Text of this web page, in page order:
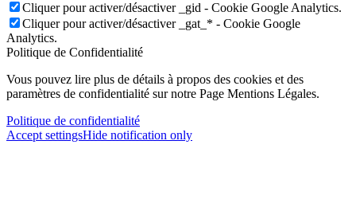
Cliquer pour activer/désactiver _gid - Cookie Google Analytics.
Cliquer pour activer/désactiver _gat_* - Cookie Google
Analytics.
Politique de Confidentialité
Vous pouvez lire plus de détails à propos des cookies et des
paramètres de confidentialité sur notre Page Mentions Légales.
Politique de confidentialité
Accept settingsHide notification only